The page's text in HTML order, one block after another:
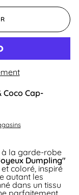
Coco Cap-
à la garde-robe
Dumpling"
coloré, inspiré
autant les
dans un tissu
parfaitement